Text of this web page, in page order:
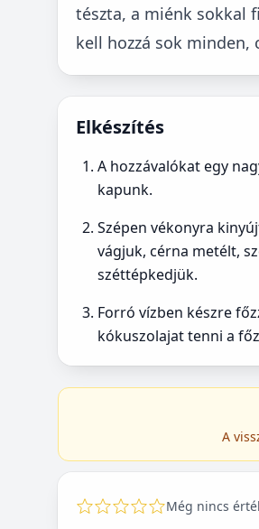
tészta, a miénk sokkal
kell hozzá sok minden,
Elkészítés
A hozzávalókat egy
kapunk.
Szépen vékonyra
vágjuk, cérna metélt,
széttépkedjük.
Forró vízben készre
kókuszolajat tenni a
A
Még nincs